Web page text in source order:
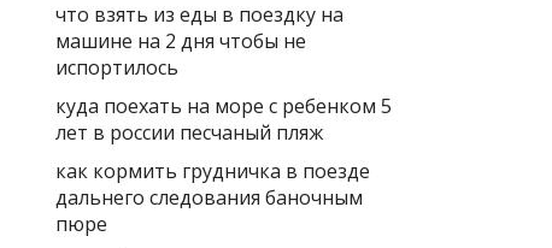
что взять из еды в поездку на
машине на 2 дня чтобы не
испортилось
куда поехать на море с ребенком 5
лет в россии песчаный пляж
как кормить грудничка в поезде
дальнего следования баночным
пюре